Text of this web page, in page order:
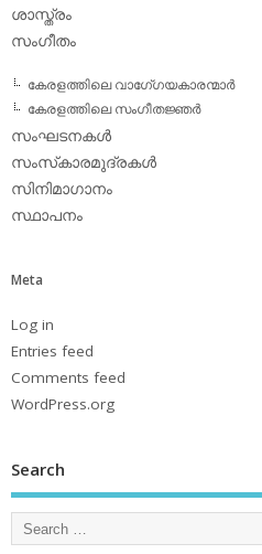
ശാസ്ത്രം
സംഗീതം
കേരളത്തിലെ വാഗേ്ഗയകാരന്മാര്‍
കേരളത്തിലെ സംഗീതജ്ഞര്‍
സംഘടനകള്‍
സംസ്‌കാരമുദ്രകള്‍
സിനിമാഗാനം
സ്ഥാപനം
Meta
Log in
Entries feed
Comments feed
WordPress.org
Search